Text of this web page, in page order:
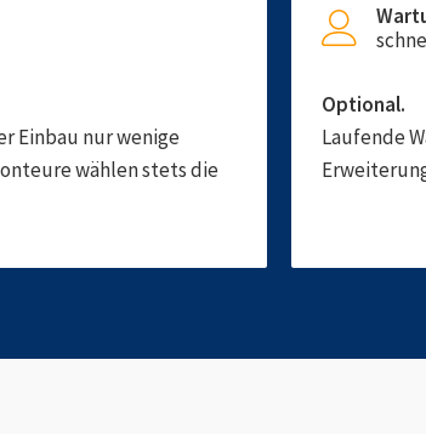
Einbau nur wenige
wählen stets die
Optional.
Laufende